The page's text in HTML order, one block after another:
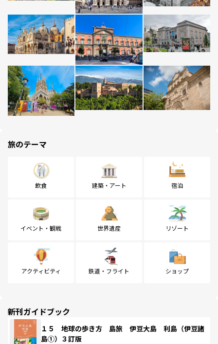
旅のテーマ
飲食 建築・アート 宿泊
イベント・観戦 世界遺産 リゾート
アクティビティ 鉄道・フライト ショップ
新刊ガイドブック
１５ 地球の歩き方 島旅 伊豆大島 利島（伊豆諸
島①）３訂版